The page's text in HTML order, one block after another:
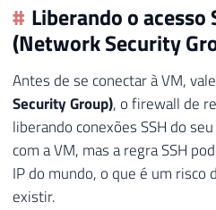
Liberando o acesso
(Network Security
Antes de se conectar à VM,
Security Group), o firewall de
liberando conexões SSH do
com a VM, mas a regra SSH
IP do mundo, o que é um risco
existir.